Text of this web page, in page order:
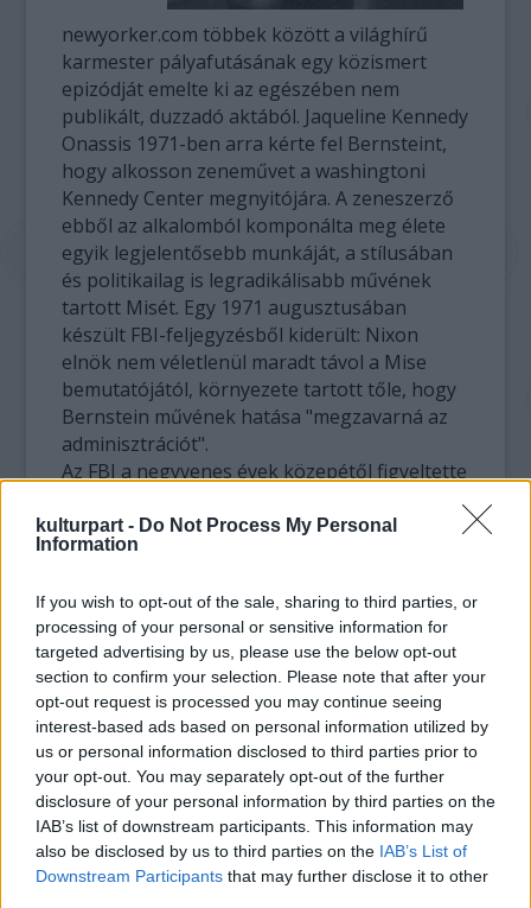
kulturpart - Do Not Process My Personal
Information
If you wish to opt-out of the sale, sharing to third parties, or
processing of your personal or sensitive information for
targeted advertising by us, please use the below opt-out
section to confirm your selection. Please note that after your
opt-out request is processed you may continue seeing
interest-based ads based on personal information utilized by
us or personal information disclosed to third parties prior to
your opt-out. You may separately opt-out of the further
disclosure of your personal information by third parties on the
IAB’s list of downstream participants. This information may
also be disclosed by us to third parties on the IAB’s List of
Downstream Participants that may further disclose it to other
newyorker.com többek között a világhírű
karmester pályafutásának egy közismert
epizódját emelte ki az egészében nem
publikált, duzzadó aktából. Jaqueline Kennedy
Onassis 1971-ben arra kérte fel Bernsteint,
hogy alkosson zeneművet a washingtoni
Kennedy Center megnyitójára. A zeneszerző
ebből az alkalomból komponálta meg élete
egyik legjelentősebb munkáját, a stílusában
és politikailag is legradikálisabb művének
tartott Misét. Egy 1971 augusztusában
készült FBI-feljegyzésből kiderült: Nixon
elnök nem véletlenül maradt távol a Mise
bemutatójától, környezete tartott tőle, hogy
Bernstein művének hatása "megzavarná az
adminisztrációt".
Az FBI a negyvenes évek közepétől figyeltette
debütált hatalmas sikerrel a New York-i
Filharmonikusok élén. A 71 éves korában
nyíltan hangoztatta baloldali
elkötelezettségét, de nem volt párttag, bár a
hidegháborús McCarthy-éra
kommunistaüldözései során őt is zaklatták
nézetei miatt.
A közelmúltban jelent meg Barry Seldes
könyve Leonard Bernstein: The Political Life
of an American Musician címmel elsőként
tárta fel mélységében a karmester politikai
életét - utalt rá a The New Yorker hétfői
keltezésű cikke.